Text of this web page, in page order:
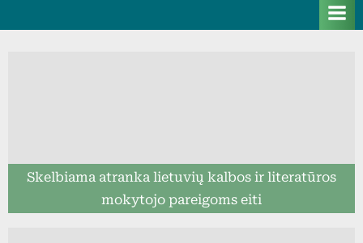
Skelbiama atranka lietuvių kalbos ir literatūros
mokytojo pareigoms eiti